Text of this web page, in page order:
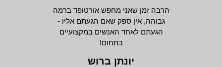
הרבה זמן שאני מחפש אורטופד ברמה
גבוהה, אין ספק שאם הגעתם אליו -
הגעתם לאחד האנשים במקצועיים
בתחום!
יונתן ברוש